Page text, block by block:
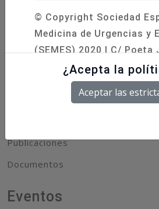
Socios
Acceso Socios
Publicaciones
Documentos
Eventos
© Copyright Sociedad
Medicina de Urgencias y
(SEMES) 2020 | C/ Poeta
Maragall, 60, 1.º –
91 570 12 84
|
POLÍTICA DE
POLÍTICA DE
¿Acepta la
Aceptar las